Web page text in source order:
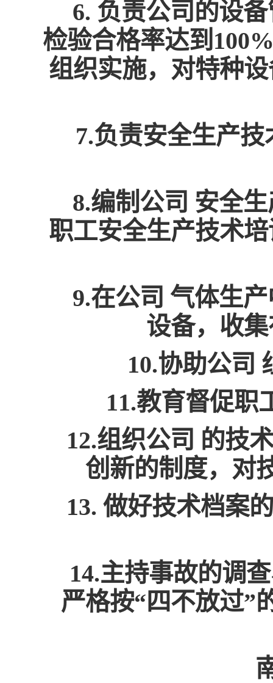
6. 负责公司的设
检验合格率达到
组织实施，对特种
7.负责安全生产
8.编制公司 安全
职工安全生产技术
9.在公司 气体生
设备，收
10.协助公司
11.教育督促职
12.组织公司 的技
创新的制度，对
13. 做好技术档案
14.主持事故的调
严格按“四不放过”